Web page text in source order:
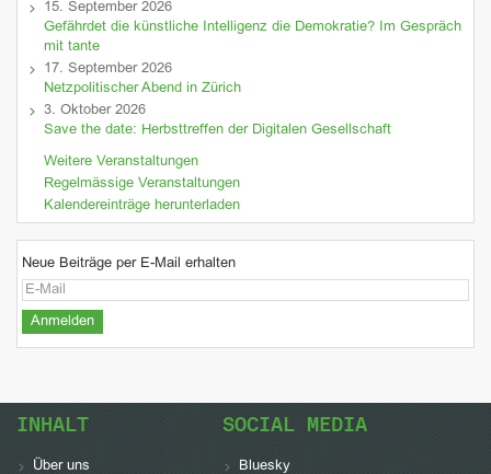
15. September 2026
Gefährdet die künstliche Intelligenz die Demokratie? Im Gespräch
mit tante
17. September 2026
Netzpolitischer Abend in Zürich
3. Oktober 2026
Save the date: Herbsttreffen der Digitalen Gesellschaft
Weitere Veranstaltungen
Regelmässige Veranstaltungen
Kalendereinträge herunterladen
Neue Beiträge per E-Mail erhalten
INHALT
Über uns
SOCIAL MEDIA
Bluesky